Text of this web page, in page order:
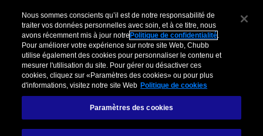
Chubb Masterpiece Motor
Entreprises Courtiers Organisations partenaires
Chubb Masterpiece® Motor Chubb Masterpiece® Signature
Clients privés Chubb Masterpiece Motor
Nous sommes conscients qu’il est de notre responsabilité de
traiter vos données personnelles avec soin, et à ce titre, nous
avons récemment mis à jour notre Politique de confidentialité.
Pour améliorer votre expérience sur notre site Web, Chubb
utilise également des cookies pour personnaliser le contenu et
mesurer l'utilisation du site. Pour gérer ou désactiver ces
cookies, cliquez sur «Paramètres des cookies» ou pour plus
d'informations, visitez notre site Web Politique de cookies
Paramètres des cookies